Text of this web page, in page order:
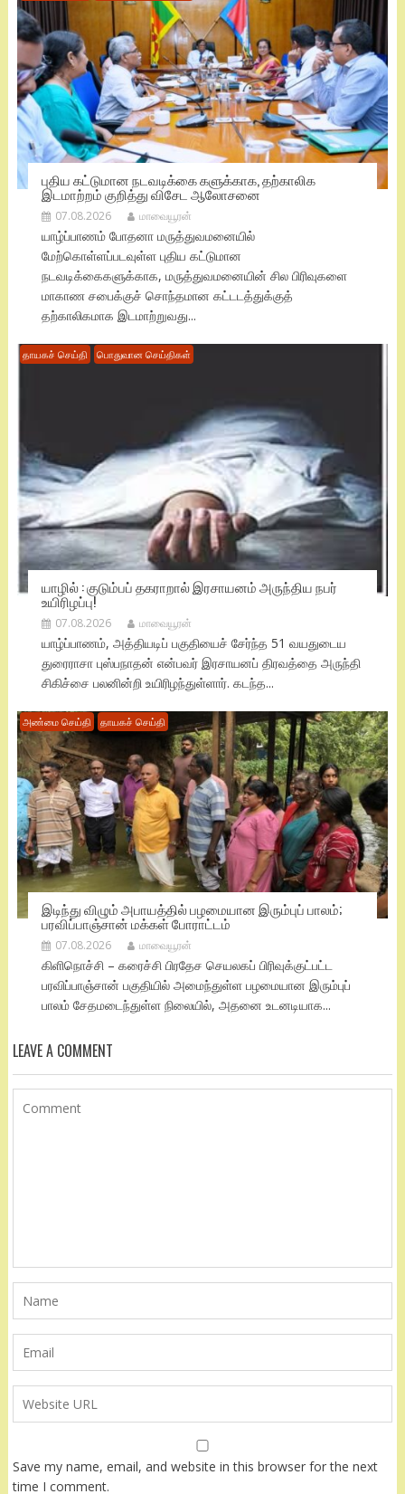
புதிய கட்டுமான நடவடிக்கை களுக்காக, தற்காலிக
இடமாற்றம் குறித்து விசேட ஆலோசனை
07.08.2026 மாவையூரன்
யாழ்ப்பாணம் போதனா மருத்துவமனையில்
மேற்கொள்ளப்படவுள்ள புதிய கட்டுமான
நடவடிக்கைகளுக்காக, மருத்துவமனையின் சில பிரிவுகளை
மாகாண சபைக்குச் சொந்தமான கட்டடத்துக்குத்
தற்காலிகமாக இடமாற்றுவது...
தாயகச் செய்தி பொதுவான செய்திகள்
யாழில் : குடும்பப் தகராறால் இரசாயனம் அருந்திய நபர்
உயிரிழப்பு!
07.08.2026 மாவையூரன்
யாழ்ப்பாணம், அத்தியடிப் பகுதியைச் சேர்ந்த 51 வயதுடைய
துரைராசா புஸ்பநாதன் என்பவர் இரசாயனப் திரவத்தை அருந்தி
சிகிச்சை பலனின்றி உயிரிழந்துள்ளார். கடந்த...
அண்மை செய்தி தாயகச் செய்தி
இடிந்து விழும் அபாயத்தில் பழமையான இரும்புப் பாலம்;
பரவிப்பாஞ்சான் மக்கள் போராட்டம்
07.08.2026 மாவையூரன்
கிளிநொச்சி – கரைச்சி பிரதேச செயலகப் பிரிவுக்குட்பட்ட
பரவிப்பாஞ்சான் பகுதியில் அமைந்துள்ள பழமையான இரும்புப்
பாலம் சேதமடைந்துள்ள நிலையில், அதனை உடனடியாக...
LEAVE A COMMENT
Save my name, email, and website in this browser for the next
time I comment.